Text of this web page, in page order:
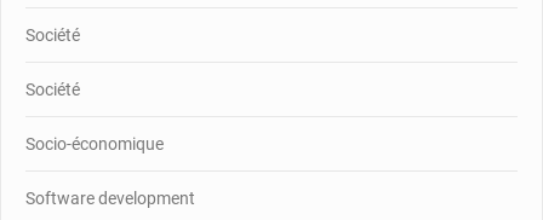
Société
Société
Socio-économique
Software development